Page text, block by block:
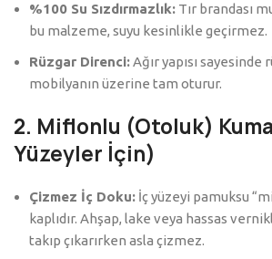
%100 Su Sızdırmazlık: Tır brandası
bu malzeme, suyu kesinlikle geçirmez.
Rüzgar Direnci:Ağır yapısı sayesinde
mobilyanın üzerine tam oturur.
2. Miflonlu (Otoluk)
Yüzeyler İçin)
Çizmez İç Doku: İç yüzeyi pamuksu
kaplıdır. Ahşap, lake veya hassas
takıp çıkarırken asla çizmez.